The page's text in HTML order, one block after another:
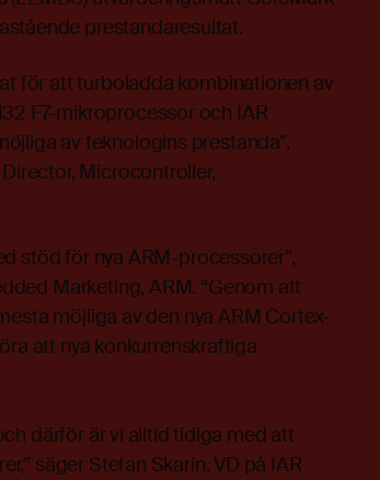
prestandaresultat.
för att turboladda kombinationen av
F7-mikroprocessor och IAR
av teknologins prestanda”,
Microcontroller,
stöd för nya ARM-processorer”,
Marketing, ARM. “Genom att
möjliga av den nya ARM Cortex-
att nya konkurrenskraftiga
därför är vi alltid tidiga med att
säger Stefan Skarin, VD på IAR